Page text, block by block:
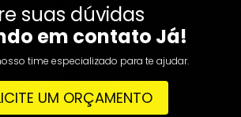
suas dúvidas
em contato Já!
time especializado para te ajudar.
UM ORÇAMENTO